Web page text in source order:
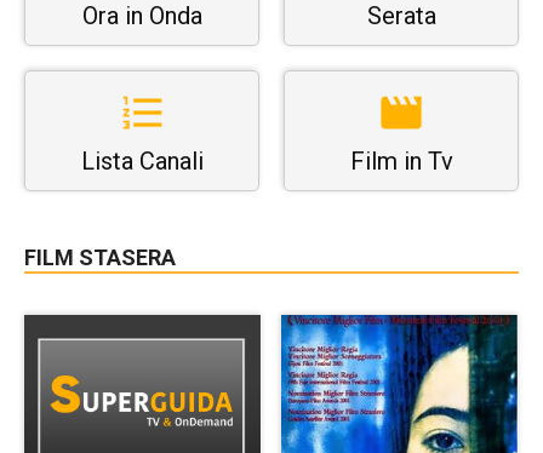
Ora in Onda Serata
Lista Canali Film in Tv
FILM STASERA